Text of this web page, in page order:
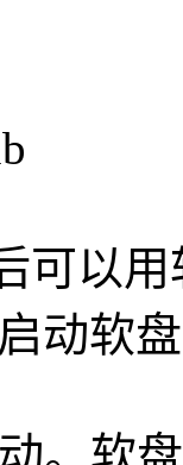
以用
动软
。软